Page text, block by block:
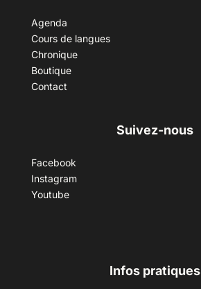
Agenda
Cours de langues
Chronique
Boutique
Contact
Suivez-nous
Facebook
Instagram
Youtube
Infos pratiques